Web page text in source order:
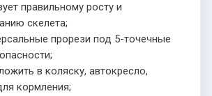
правильному росту и
скелета;
прорези под 5-точечные
в коляску, автокресло,
кормления;